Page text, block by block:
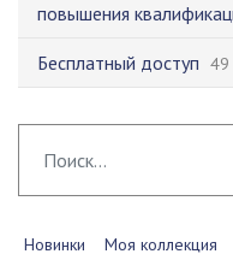
повышения
Бесплатный доступ 49
Новинки Моя коллекция